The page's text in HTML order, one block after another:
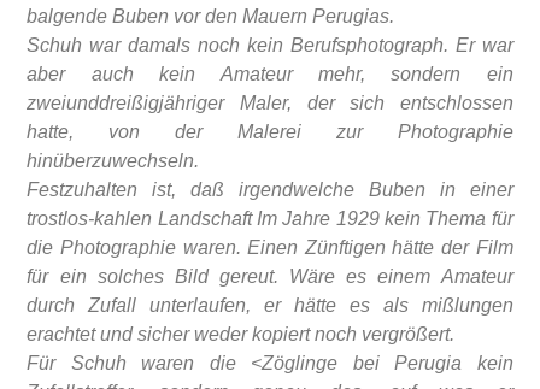
balgende Buben vor den Mauern Perugias.
Schuh war damals noch kein Berufsphotograph. Er war
aber auch kein Amateur mehr, sondern ein
zweiunddreißigjähriger Maler, der sich entschlossen
hatte, von der Malerei zur Photographie
hinüberzuwechseln.
Festzuhalten ist, daß irgendwelche Buben in einer
trostlos-kahlen Landschaft Im Jahre 1929 kein Thema für
die Photographie waren. Einen Zünftigen hätte der Film
für ein solches Bild gereut. Wäre es einem Amateur
durch Zufall unterlaufen, er hätte es als mißlungen
erachtet und sicher weder kopiert noch vergrößert.
Für Schuh waren die <Zöglinge bei Perugia kein